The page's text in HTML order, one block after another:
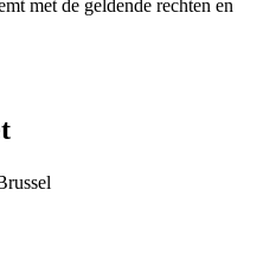
met de geldende rechten en